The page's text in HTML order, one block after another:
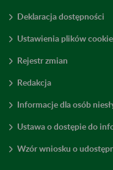
Deklaracja dostępności
Ustawienia plików
Rejestr zmian
Redakcja
Informacje dla osób
Ustawa o dostępie do
Wzór wniosku o